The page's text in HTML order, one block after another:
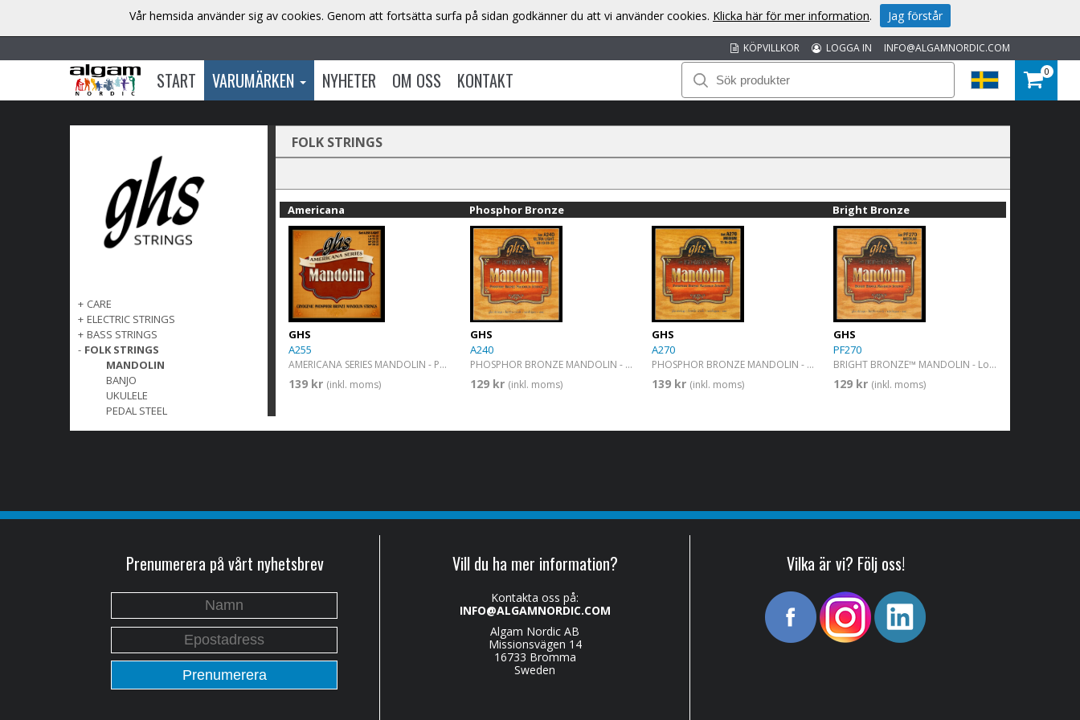
INFO@ALGAMNORDIC.COM
LOGGA IN
KÖPVILLKOR
START VARUMÄRKEN NYHETER OM OSS KONTAKT 0
+ CARE
+ ELECTRIC STRINGS
+ BASS STRINGS
- FOLK STRINGS
MANDOLIN
BANJO
UKULELE
PEDAL STEEL
FOLK STRINGS
Americana
GHS
A255
AMERICANA SERIES MANDOLIN - Phosphor Bronze, Light 010-038
139 kr (inkl. moms)
Phosphor Bronze
GHS
A240
PHOSPHOR BRONZE MANDOLIN - Loop End, Ultra Light 009-032
129 kr (inkl. moms)
GHS
A270
PHOSPHOR BRONZE MANDOLIN - Loop End, Medium 011-040
139 kr (inkl. moms)
Bright Bronze
GHS
PF270
BRIGHT BRONZE™ MANDOLIN - Loop End, Medium 011-040
129 kr (inkl. moms)
Prenumerera på vårt nyhetsbrev Vill du ha mer information?
Kontakta oss på:
INFO@ALGAMNORDIC.COM
Algam Nordic AB
Missionsvägen 14
16733 Bromma
Sweden
Vilka är vi? Följ oss!
Vår hemsida använder sig av cookies. Genom att fortsätta surfa på sidan godkänner du att vi använder cookies. Klicka här för mer information. Jag förstår